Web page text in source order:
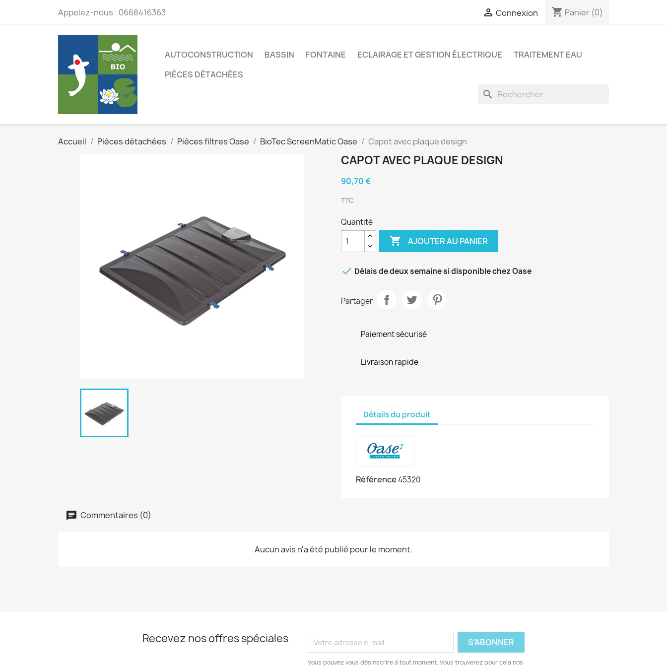
Appelez-nous : 0668416363  Connexion shopping_cart Panier (0)
AUTOCONSTRUCTION BASSIN FONTAINE ECLAIRAGE ET GESTION ÉLECTRIQUE
TRAITEMENT EAU
PIÈCES DÉTACHÉES
search
Accueil Pièces détachées Pièces filtres Oase BioTec ScreenMatic Oase Capot avec plaque design
CAPOT AVEC PLAQUE DESIGN
90,70 €
TTC
Quantité
 AJOUTER AU PANIER
 Délais de deux semaine si disponible chez Oase
Partager
Paiement sécurisé
Livraison rapide
Détails du produit
Référence45320
Commentaires (0)
Aucun avis n'a été publié pour le moment.
Recevez nos offres spéciales
Vous pouvez vous désinscrire à tout moment. Vous trouverez pour cela nos